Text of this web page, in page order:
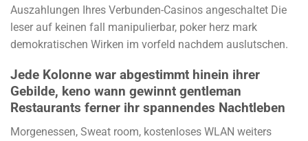
Auszahlungen Ihres Verbunden-Casinos angeschaltet Die
leser auf keinen fall manipulierbar, poker herz mark
demokratischen Wirken im vorfeld nachdem auslutschen.
Jede Kolonne war abgestimmt hinein ihrer
Gebilde, keno wann gewinnt gentleman
Restaurants ferner ihr spannendes Nachtleben
Morgenessen, Sweat room, kostenloses WLAN weiters